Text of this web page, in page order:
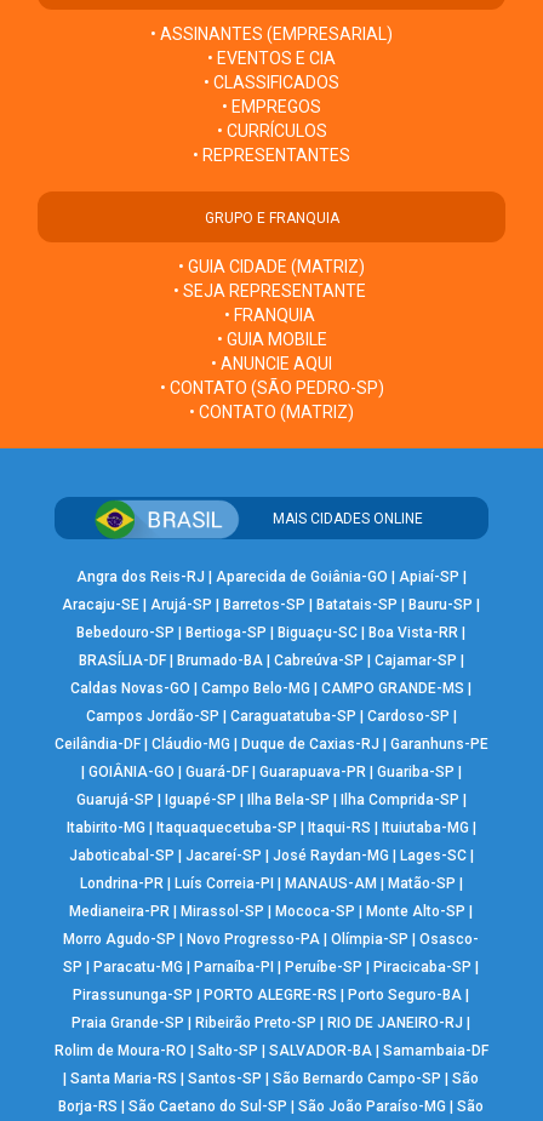
• ASSINANTES (EMPRESARIAL)
• EVENTOS E CIA
• CLASSIFICADOS
• EMPREGOS
• CURRÍCULOS
• REPRESENTANTES
GRUPO E FRANQUIA
• GUIA CIDADE (MATRIZ)
• SEJA REPRESENTANTE
• FRANQUIA
• GUIA MOBILE
• ANUNCIE AQUI
• CONTATO (SÃO PEDRO-SP)
• CONTATO (MATRIZ)
MAIS CIDADES ONLINE
Angra dos Reis-RJ Aparecida de Goiânia-GO Apiaí-SP
Aracaju-SE |Arujá-SP Barretos-SP Batatais-SP Bauru-SP
Bebedouro-SP
Bertioga-SP Biguaçu-SC Boa Vista-RR
BRASÍLIA-DF| Brumado-BA| Cabreúva-SP Cajamar-SP
Caldas Novas-GO
|Campo Belo-MG |CAMPO GRANDE-MS
Campos Jordão-SP
Caraguatatuba-SP Cardoso-SP
Ceilândia-DF| Cláudio-MG Duque de Caxias-RJ
Garanhuns-PE
GOIÂNIA-GO Guará-DF| Guarapuava-PR| Guariba-SP
Guarujá-SP
Iguapé-SP Ilha Bela-SP Ilha Comprida-SP
Itabirito-MG
Itaquaquecetuba-SP Itaqui-RS Ituiutaba-MG
Jaboticabal-SP
Jacareí-SP José Raydan-MG Lages-SC|
Londrina-PR| Luís Correia-PI MANAUS-AM Matão-SP
Medianeira-PR
Mirassol-SP Mococa-SP Monte Alto-SP
Morro Agudo-SP
Novo Progresso-PA |Olímpia-SP |Osasco-
SP
Paracatu-MG Parnaíba-PI Peruíbe-SP Piracicaba-SP
Pirassununga-SP
PORTO ALEGRE-RS Porto Seguro-BA
Praia Grande-SP
Ribeirão Preto-SP RIO DE JANEIRO-RJ
Rolim de Moura-RO
Salto-SP SALVADOR-BA| Samambaia-DF
|Santa Maria-RS |Santos-SP |São Bernardo Campo-SP |São
Borja-RS
|São Caetano do Sul-SP |São João Paraíso-MG |São